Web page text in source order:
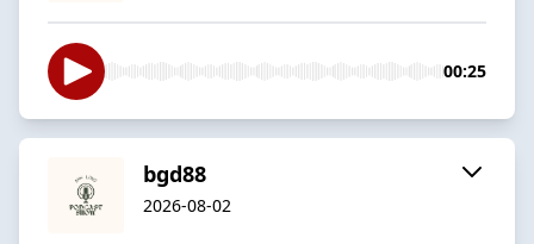
00:25
bgd88
2026-08-02